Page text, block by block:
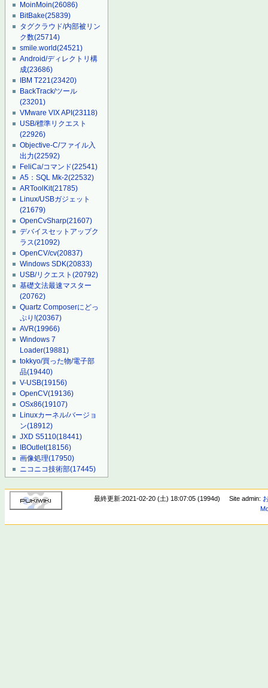
MoinMoin(26086)
BitBake(25839)
タグクラウド/内部被リン
ク数(25714)
smile.world(24521)
Android/ディレクトリ構
成(23686)
IBM T221(23420)
BackTrack/ツール
(23201)
VMware VIX API(23118)
USB/標準リクエスト
(22926)
Objective-C/ファイル入
出力(22592)
FeliCa/コマンド(22541)
A5：SQL Mk-2(22532)
ARToolKit(21785)
Linux/USBガジェット
(21679)
OpenCvSharp(21607)
デバイスセットアップク
ラス(21092)
OpenCV/cv(20837)
Windows SDK(20833)
USB/リクエスト(20792)
基礎文法最速マスター
(20762)
Quartz Composerにどっ
ぷり!(20367)
AVR(19966)
Windows 7
Loader(19881)
tokkyo/買った物/電子部
品(19440)
V-USB(19156)
OpenCV(19136)
OSx86(19107)
Linuxカーネル/バージョ
ン(18912)
JXD S5110(18441)
IBOutlet(18156)
画像処理(17950)
ニコニコ技術部(17445)
最終更新:2021-02-20 (土) 18:07:05 (1994d) Site admin: